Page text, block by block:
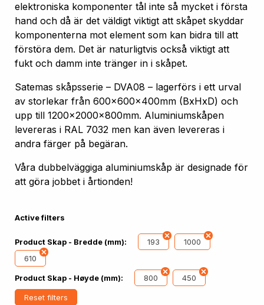
elektroniska komponenter tål inte så mycket i första
hand och då är det väldigt viktigt att skåpet skyddar
komponenterna mot element som kan bidra till att
förstöra dem. Det är naturligtvis också viktigt att
fukt och damm inte tränger in i skåpet.
Satemas skåpsserie – DVA08 – lagerförs i ett urval
av storlekar från 600x600x400mm (BxHxD) och
upp till 1200x2000x800mm. Aluminiumskåpen
levereras i RAL 7032 men kan även levereras i
andra färger på begäran.
Våra dubbelväggiga aluminiumskåp är designade för
att göra jobbet i årtionden!
Active filters
Product Skap - Bredde (mm): 193
1000
610
Product Skap - Høyde (mm): 800 450
Reset filters